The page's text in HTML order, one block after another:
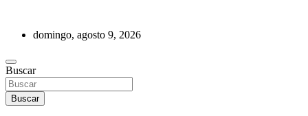
contenidodomingo, agosto 9, 2026
REVISTA DE PRENSA
Buscar
Buscar